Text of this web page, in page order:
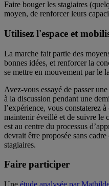
Faire bouger les stagiaires
moyen, de renforcer leurs
Utilisez l'espace et
La marche fait partie des
bonnes idées, et renforcer la
se mettre en mouvement par le
Avez-vous essayé de passer
à la discussion pendant une
l’expérience, vous constaterez
maintenir éveillé et de suivre le
est au centre du processus
devrait être proposée sans
stagiaires.
Faire participer